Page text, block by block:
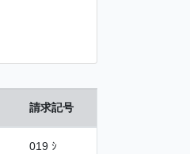
請求記号
019 ｼ